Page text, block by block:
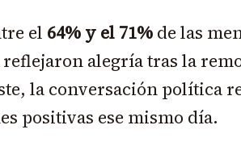
el 64% y el 71% de las
alegría tras la
la conversación política
positivas ese mismo día.